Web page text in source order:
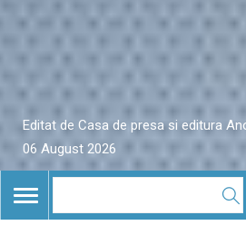
Editat de Casa de presa si editura
06 August 2026
TOGGLE
NAVIGATION